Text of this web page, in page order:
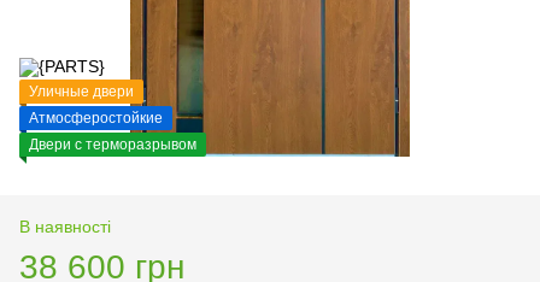
Уличные двери
Атмосферостойкие
Двери с терморазрывом
В наявності
38 600 грн